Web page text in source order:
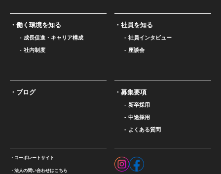
働く環境を知る
成長促進・キャリア構成
社内制度
社員を知る
社員インタビュー
座談会
ブログ 募集要項
新卒採用
中途採用
よくある質問
コーポレートサイト
法人の問い合わせはこちら